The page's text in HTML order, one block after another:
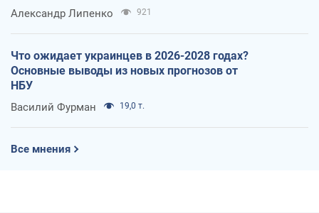
Александр Липенко 921
Что ожидает украинцев в 2026-2028 годах?
Основные выводы из новых прогнозов от
НБУ
Василий Фурман 19,0 т.
Все мнения